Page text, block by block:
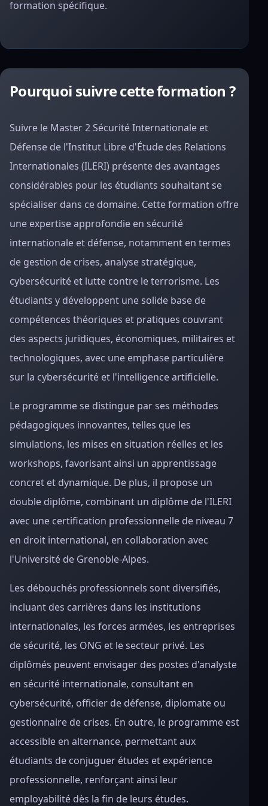
formation spécifique.
Pourquoi suivre cette formation ?
Suivre le Master 2 Sécurité Internationale et
Défense de l'Institut Libre d'Étude des Relations
Internationales (ILERI) présente des avantages
considérables pour les étudiants souhaitant se
spécialiser dans ce domaine. Cette formation offre
une expertise approfondie en sécurité
internationale et défense, notamment en termes
de gestion de crises, analyse stratégique,
cybersécurité et lutte contre le terrorisme. Les
étudiants y développent une solide base de
compétences théoriques et pratiques couvrant
des aspects juridiques, économiques, militaires et
technologiques, avec une emphase particulière
sur la cybersécurité et l'intelligence artificielle.
Le programme se distingue par ses méthodes
pédagogiques innovantes, telles que les
simulations, les mises en situation réelles et les
workshops, favorisant ainsi un apprentissage
concret et dynamique. De plus, il propose un
double diplôme, combinant un diplôme de l'ILERI
avec une certification professionnelle de niveau 7
en droit international, en collaboration avec
l'Université de Grenoble-Alpes.
Les débouchés professionnels sont diversifiés,
incluant des carrières dans les institutions
internationales, les forces armées, les entreprises
de sécurité, les ONG et le secteur privé. Les
diplômés peuvent envisager des postes d'analyste
en sécurité internationale, consultant en
cybersécurité, officier de défense, diplomate ou
gestionnaire de crises. En outre, le programme est
accessible en alternance, permettant aux
étudiants de conjuguer études et expérience
professionnelle, renforçant ainsi leur
employabilité dès la fin de leurs études.